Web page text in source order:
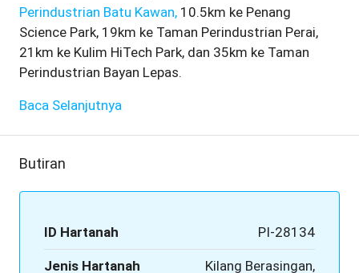
Perindustrian Batu Kawan, 10.5km ke Penang
Science Park, 19km ke Taman Perindustrian Perai,
21km ke Kulim HiTech Park, dan 35km ke Taman
Perindustrian Bayan Lepas.
Baca Selanjutnya
Butiran
ID Hartanah PI-28134
Jenis Hartanah
Kilang Berasingan,